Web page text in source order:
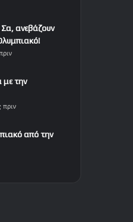
ανεβάζουν
με την
πριν
από την